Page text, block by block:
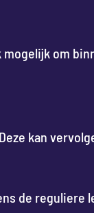
mogelijk om
kan
de reguliere